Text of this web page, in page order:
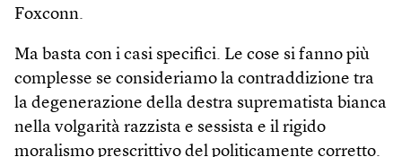
Foxconn.
Ma basta con i casi specifici. Le cose si fanno più
complesse se consideriamo la contraddizione tra
la degenerazione della destra suprematista bianca
nella volgarità razzista e sessista e il rigido
moralismo prescrittivo del politicamente corretto.